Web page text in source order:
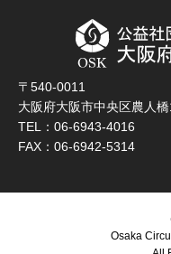
〒540-0011
大阪府大阪市中央区農人
TEL：06-6943-4016
FAX：06-6942-5314
Osaka